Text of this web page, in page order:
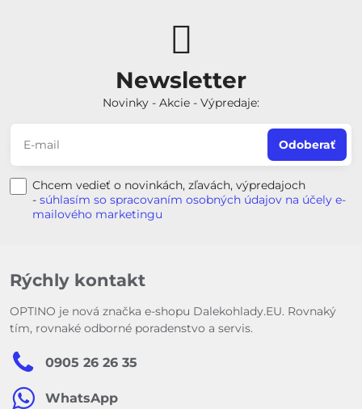
Newsletter
Novinky - Akcie - Výpredaje:
Odoberať
Chcem vedieť o novinkách, zľavách, výpredajoch
- súhlasím so spracovaním osobných údajov na účely e-
mailového marketingu
Rýchly kontakt
OPTINO je nová značka e-shopu Dalekohlady.EU. Rovnaký
tím, rovnaké odborné poradenstvo a servis.
0905 26 26 35
WhatsApp